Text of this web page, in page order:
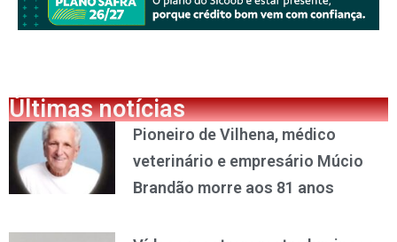
Últimas notícias
Pioneiro de Vilhena, médico
veterinário e empresário Múcio
Brandão morre aos 81 anos